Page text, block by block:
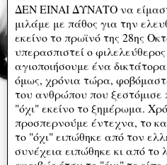
ΔΕΝ ΕΙΝΑΙ ΔΥΝΑΤΟ να
μιλάμε με πάθος για την
εκείνο το πρωϊνό της 28ης
υπερασπιστεί ο
αγιοποιήσουμε ένα
όμως, χρόνια τώρα,
του ανθρώπου που ξεστόμισε
"όχι" εκείνο το ξημέρωμα.
προσπερνούμε έντεχνα, το
το "όχι" ειπώθηκε από τον
συνέχεια ειπώθηκε κι από το